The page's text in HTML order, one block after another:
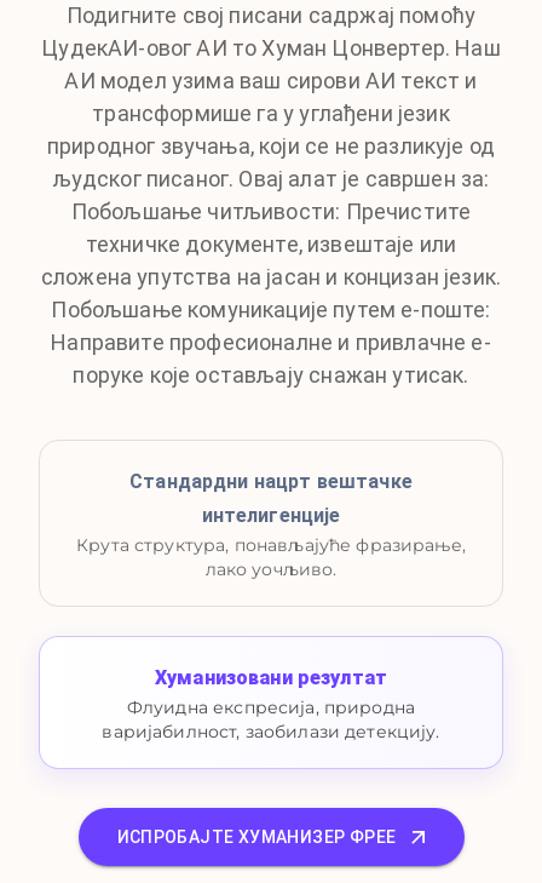
Подигните свој писани садржај помоћу
ЦудекАИ-овог АИ то Хуман Цонвертер. Наш
АИ модел узима ваш сирови АИ текст и
трансформише га у углађени језик
природног звучања, који се не разликује од
људског писаног. Овај алат је савршен за:
Побољшање читљивости: Пречистите
техничке документе, извештаје или
сложена упутства на јасан и концизан језик.
Побољшање комуникације путем е-поште:
Направите професионалне и привлачне е-
поруке које остављају снажан утисак.
Стандардни нацрт вештачке
интелигенције
Крута структура, понављајуће фразирање,
лако уочљиво.
Хуманизовани резултат
Флуидна експресија, природна
варијабилност, заобилази детекцију.
ИСПРОБАЈТЕ ХУМАНИЗЕР ФРЕЕ